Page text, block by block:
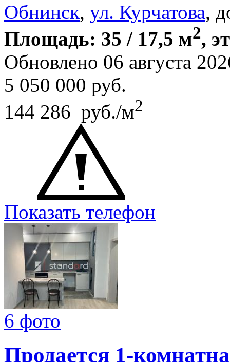
Обнинск, ул. Курчатова,
Площадь: 35 / 17,5 м2,
Обновлено 06 августа
5 050 000 руб.
144 286 руб./м2
Показать телефон
6 фото
Продается 1-